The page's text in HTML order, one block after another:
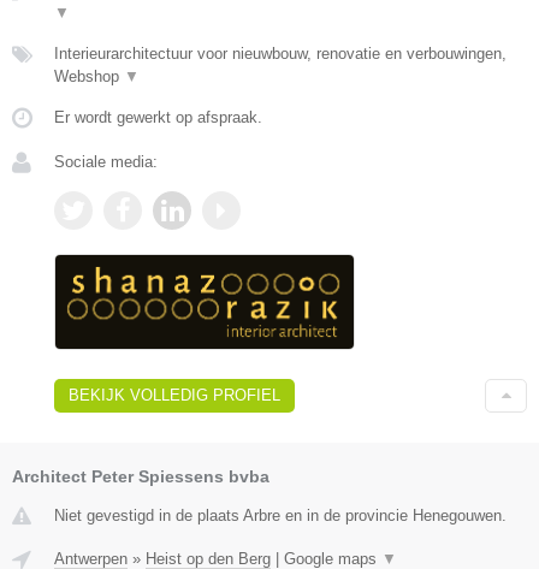
▼
Interieurarchitectuur voor nieuwbouw, renovatie en verbouwingen,
Webshop ▼
Er wordt gewerkt op afspraak.
Sociale media:
BEKIJK VOLLEDIG PROFIEL
Architect Peter Spiessens bvba
Niet gevestigd in de plaats Arbre en in de provincie Henegouwen.
Antwerpen » Heist op den Berg Google maps ▼